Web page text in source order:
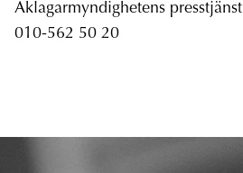
Åklagarmyndighetens presstjänst
010-562 50 20